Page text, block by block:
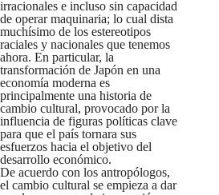
irracionales e incluso sin capacidad
de operar maquinaria; lo cual dista
muchísimo de los estereotipos
raciales y nacionales que tenemos
ahora. En particular, la
transformación de Japón en una
economía moderna es
principalmente una historia de
cambio cultural, provocado por la
influencia de figuras políticas clave
para que el país tornara sus
esfuerzos hacia el objetivo del
desarrollo económico.
De acuerdo con los antropólogos,
el cambio cultural se empieza a dar